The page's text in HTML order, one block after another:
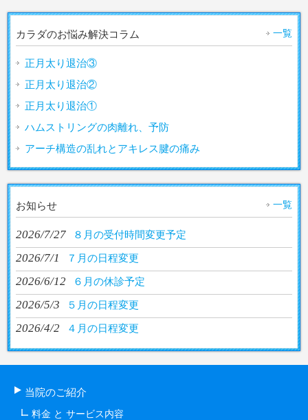
カラダのお悩み解決コラム 一覧
正月太り退治③
正月太り退治②
正月太り退治①
ハムストリングの肉離れ、予防
アーチ構造の乱れとアキレス腱の痛み
お知らせ 一覧
2026/7/27 ８月の受付時間変更予定
2026/7/1 ７月の日程変更
2026/6/12 ６月の休診予定
2026/5/3 ５月の日程変更
2026/4/2 ４月の日程変更
当院のご紹介
料金 と サービス内容